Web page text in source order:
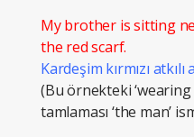
My brother is sitting
the red scarf.
Kardeşim kırmızı
(Bu örnekteki
tamlaması ‘the man’